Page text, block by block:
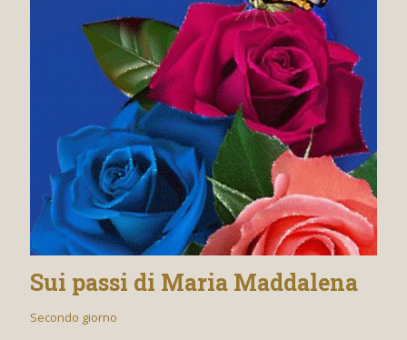
Sui passi di Maria Maddalena
Secondo giorno